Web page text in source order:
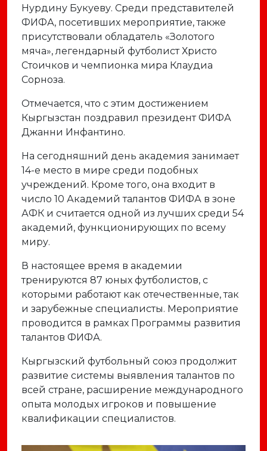
Нурдину Букуеву. Среди представителей
ФИФА, посетивших мероприятие,также
присутствовали обладатель «Золотого
мяча»,легендарный футболистХристо
Стоичков и чемпионка мира Клаудиа
Сорноза.
Отмечается, что с этим достижением
Кыргызстан поздравил президентФИФА
Джанни Инфантино.
На сегодняшний день академия занимает
14-е место в мире среди подобных
учреждений. Крометого, она входит в
число 10 Академийталантов ФИФА в зоне
АФК и считается одной излучших среди 54
академий, функционирующих по всему
миру.
В настоящее время в академии
тренируются 87 юных футболистов, с
которыми работают как отечественные,так
и зарубежные специалисты. Мероприятие
проводится в рамках Программы развития
талантов ФИФА.
Кыргызский футбольный союз продолжит
развитие системы выявленияталантов по
всей стране, расширение международного
опыта молодых игроков и повышение
квалификации специалистов.